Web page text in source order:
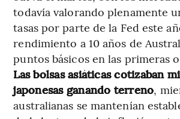
todavía valorando plenamente
tasas por parte de la Fed este
rendimiento a 10 años de
puntos básicos en las primeras
Las bolsas asiáticas cotizaban
japonesas ganando terreno,
australianas se mantenían